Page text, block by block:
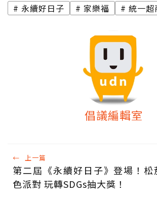
永續好日子 家樂福 統一超
倡議編輯室
← 上一篇
第二屆《永續好日子》登場！
色派對 玩轉SDGs抽大獎！